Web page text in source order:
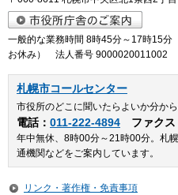
一般的な業務時間 8時45分～17時15分
お休み） 法人番号 9000020011002
札幌市コールセンター
市役所のどこに聞いたらよいか分か
電話： 011-222-4894 ファク
年中無休、8時00分～21時00分。札
通機関などをご案内しています。
リンク・著作権・免責事項